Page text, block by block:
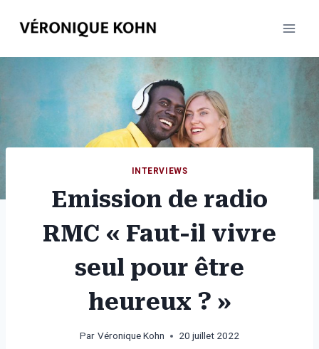
INTERVIEWS
Emission de radio
RMC « Faut-il vivre
seul pour être
heureux ? »
Par Véronique Kohn 20 juillet 2022